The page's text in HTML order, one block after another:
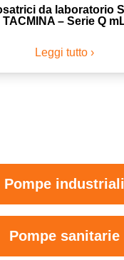
da laboratorio
TACMINA – Serie Q
Leggi tutto ›
Pompe industriali
Pompe sanitarie